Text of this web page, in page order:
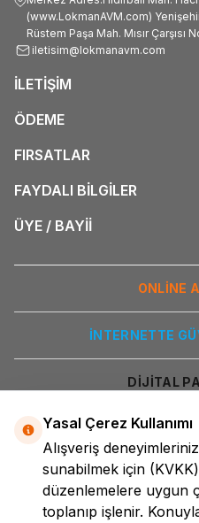
(www.LokmanAVM.com)
Rüstem Paşa Mah. Mısır
iletisim@lokmanavm.com
İLETİŞİM
ÖDEME
FIRSATLAR
FAYDALI BİLGİLER
ÜYE / BAYİİ
ONLİNE
İNTERNETTE
DİJİTAL
Yasal Çerez Kullanımı
Alışveriş
sunabilmek için (KVKK)
düzenlemelere uygun
toplanıp işlenir.